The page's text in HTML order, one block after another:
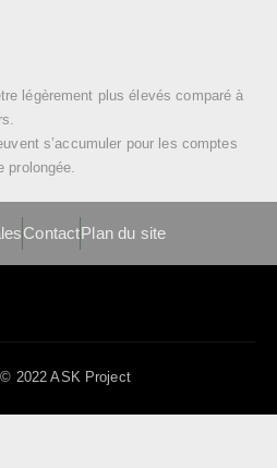
légèrement plus élevés comparé à
s’accumuler pour les comptes
prolongée.
ContactPlan du site
2022 ASK Project